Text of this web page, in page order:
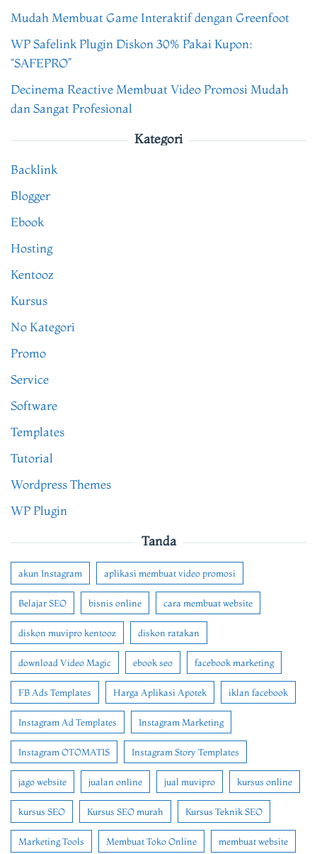
Mudah Membuat Game Interaktif dengan Greenfoot
WP Safelink Plugin Diskon 30% Pakai Kupon:
“SAFEPRO”
Decinema Reactive Membuat Video Promosi Mudah
dan Sangat Profesional
Kategori
Backlink
Blogger
Ebook
Hosting
Kentooz
Kursus
No Kategori
Promo
Service
Software
Templates
Tutorial
Wordpress Themes
WP Plugin
Tanda
akun Instagram aplikasi membuat video promosi
Belajar SEO bisnis online cara membuat website
diskon muvipro kentooz diskon ratakan
download Video Magic ebook seo facebook marketing
FB Ads Templates Harga Aplikasi Apotek iklan facebook
Instagram Ad Templates Instagram Marketing
Instagram OTOMATIS Instagram Story Templates
jago website jualan online jual muvipro kursus online
kursus SEO Kursus SEO murah Kursus Teknik SEO
Marketing Tools Membuat Toko Online membuat website